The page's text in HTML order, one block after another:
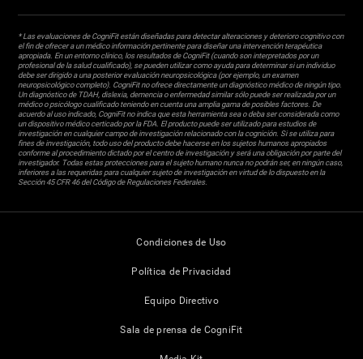
* Las evaluaciones de CogniFit están diseñadas para detectar alteraciones y deterioro cognitivo con
el fin de ofrecer a un médico información pertinente para diseñar una intervención terapéutica
apropiada. En un entorno clínico, los resultados de CogniFit (cuando son interpretados por un
profesional de la salud cualificado), se pueden utilizar como ayuda para determinar si un individuo
debe ser dirigido a una posterior evaluación neuropsicológica (por ejemplo, un examen
neuropsicológico completo). CogniFit no ofrece directamente un diagnóstico médico de ningún tipo.
Un diagnóstico de TDAH, dislexia, demencia o enfermedad similar sólo puede ser realizada por un
médico o psicólogo cualificado teniendo en cuenta una amplia gama de posibles factores. De
acuerdo al uso indicado, CogniFit no indica que esta herramienta sea o deba ser considerada como
un dispositivo médico certicado por la FDA. El producto puede ser utilizado para estudios de
investigación en cualquier campo de investigación relacionado con la cognición. Si se utiliza para
fines de investigación, todo uso del producto debe hacerse en los sujetos humanos apropiados
conforme al procedimiento dictado por el centro de investigación y será una obligación por parte del
investigador. Todas estas protecciones para el sujeto humano nunca no podrán ser, en ningún caso,
inferiores a las requeridas para cualquier sujeto de investigación en virtud de lo dispuesto en la
Sección 45 CFR 46 del Código de Regulaciones Federales.
Condiciones de Uso
Política de Privacidad
Equipo Directivo
Sala de prensa de CogniFit